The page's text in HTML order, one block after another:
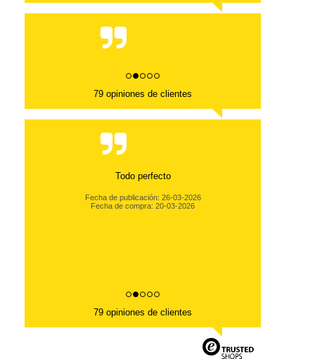
79 opiniones de clientes
Todo perfecto
Fecha de publicación: 26-03-2026
Fecha de compra: 20-03-2026
79 opiniones de clientes